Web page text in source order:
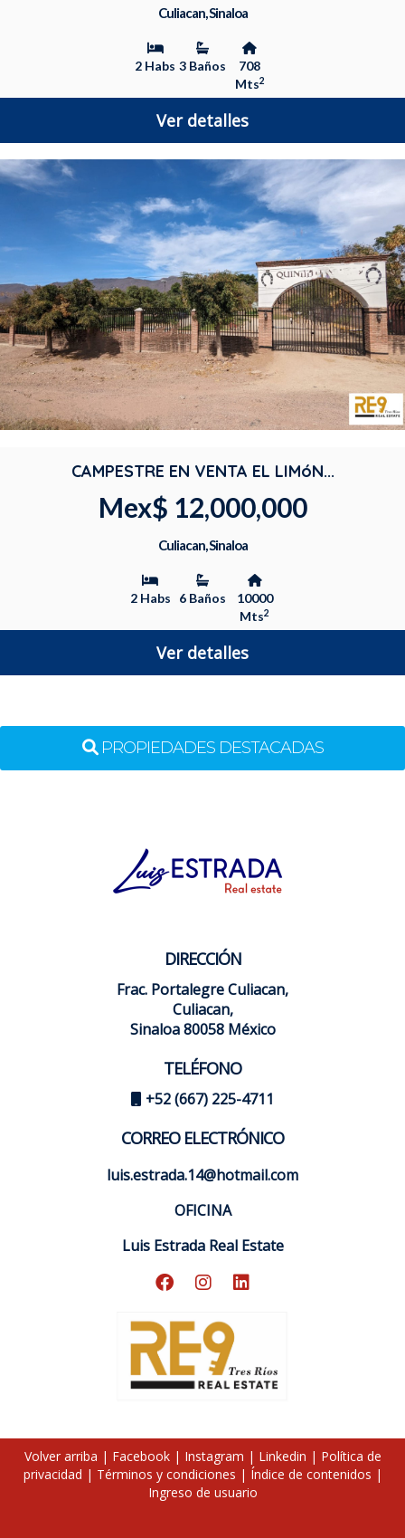
Culiacan, Sinaloa
2 Habs 3 Baños
708
Mts2
Ver detalles
CAMPESTRE EN VENTA EL LIMóN...
Mex$ 12,000,000
Culiacan, Sinaloa
2 Habs 6 Baños
10000
Mts2
Ver detalles
PROPIEDADES DESTACADAS
DIRECCIÓN
Frac. Portalegre Culiacan,
Culiacan,
Sinaloa 80058 México
TELÉFONO
+52 (667) 225-4711
CORREO ELECTRÓNICO
luis.estrada.14@hotmail.com
OFICINA
Luis Estrada Real Estate
Volver arriba | Facebook| Instagram | Linkedin | Política de
privacidad | Términos y condiciones | Índice de contenidos |
Ingreso de usuario